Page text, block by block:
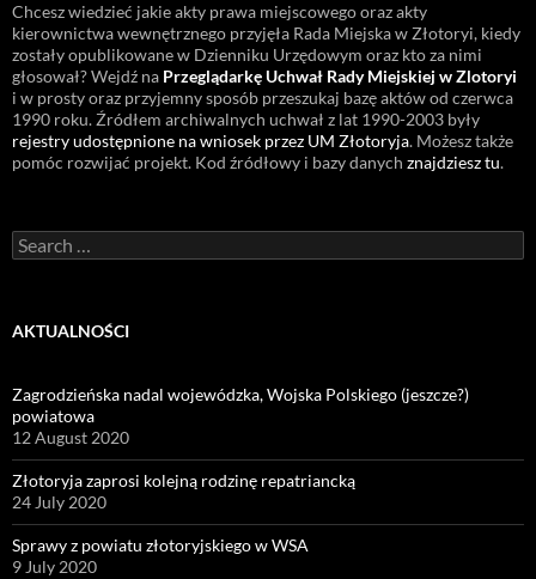
Chcesz wiedzieć jakie akty prawa miejscowego oraz akty
kierownictwa wewnętrznego przyjęła Rada Miejska w Złotoryi, kiedy
zostały opublikowane w Dzienniku Urzędowym oraz kto za nimi
głosował? Wejdź na Przeglądarkę Uchwał Rady Miejskiej w Zlotoryi
i w prosty oraz przyjemny sposób przeszukaj bazę aktów od czerwca
1990 roku. Źródłem archiwalnych uchwał z lat 1990-2003 były
rejestry udostępnione na wniosek przez UM Złotoryja. Możesz także
pomóc rozwijać projekt. Kod źródłowy i bazy danych znajdziesz tu.
Search
for:
AKTUALNOŚCI
Zagrodzieńska nadal wojewódzka, Wojska Polskiego (jeszcze?)
powiatowa
12 August 2020
Złotoryja zaprosi kolejną rodzinę repatriancką
24 July 2020
Sprawy z powiatu złotoryjskiego w WSA
9 July 2020